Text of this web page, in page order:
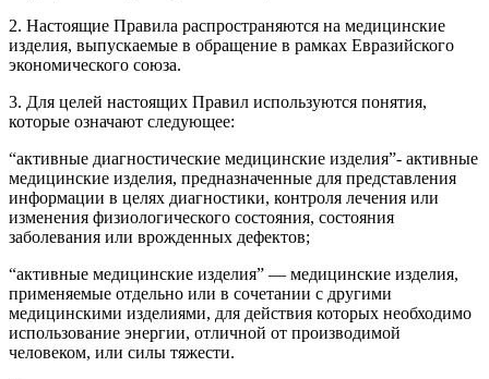
2. Настоящие Правила распространяются на медицинские
изделия, выпускаемые в обращение в рамках Евразийского
экономического союза.
3. Для целей настоящих Правил используются понятия,
которые означают следующее:
“активные диагностические медицинские изделия”- активные
медицинские изделия, предназначенные для представления
информации в целях диагностики, контроля лечения или
изменения физиологического состояния, состояния
заболевания или врожденных дефектов;
“активные медицинские изделия” — медицинские изделия,
применяемые отдельно или в сочетании с другими
медицинскими изделиями, для действия которых необходимо
использование энергии, отличной от производимой
человеком, или силы тяжести.